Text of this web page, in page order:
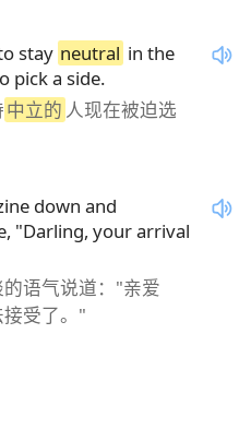
stay neutral in the
pick a side.
中立的 人现在被迫选
down and
"Darling, your arrival
语气说道："亲爱
受了。"